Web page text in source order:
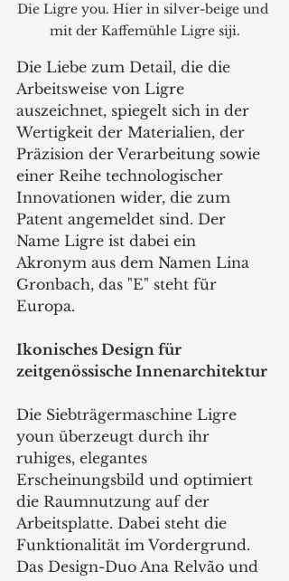
Die Ligre you. Hier in silver-beige und
mit der Kaffemühle Ligre siji.
Die Liebe zum Detail, die die
Arbeitsweise von Ligre
auszeichnet, spiegelt sich in der
Wertigkeit der Materialien, der
Präzision der Verarbeitung sowie
einer Reihe technologischer
Innovationen wider, die zum
Patent angemeldet sind. Der
Name Ligre ist dabei ein
Akronym aus dem Namen Lina
Gronbach, das "E" steht für
Europa.
Ikonisches Design für
zeitgenössische Innenarchitektur
Die Siebträgermaschine Ligre
youn überzeugt durch ihr
ruhiges, elegantes
Erscheinungsbild und optimiert
die Raumnutzung auf der
Arbeitsplatte. Dabei steht die
Funktionalität im Vordergrund.
Das Design-Duo Ana Relvão und